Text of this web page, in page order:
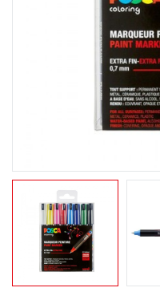
Coffrets & cadeaux
Contact / Aide